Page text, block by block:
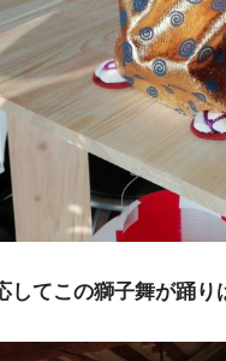
してこの獅子舞が踊